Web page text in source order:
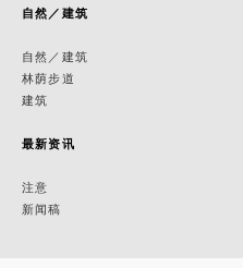
自然／建筑
自然／建筑
林荫步道
建筑
最新资讯
注意
新闻稿